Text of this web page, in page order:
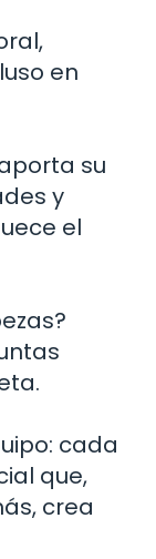
en
su
y
el
cada
que,
crea